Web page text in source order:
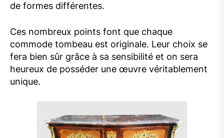
de formes différentes.
Ces nombreux points font que chaque
commode tombeau est originale. Leur choix se
fera bien sûr grâce à sa sensibilité et on sera
heureux de posséder une œuvre véritablement
unique.